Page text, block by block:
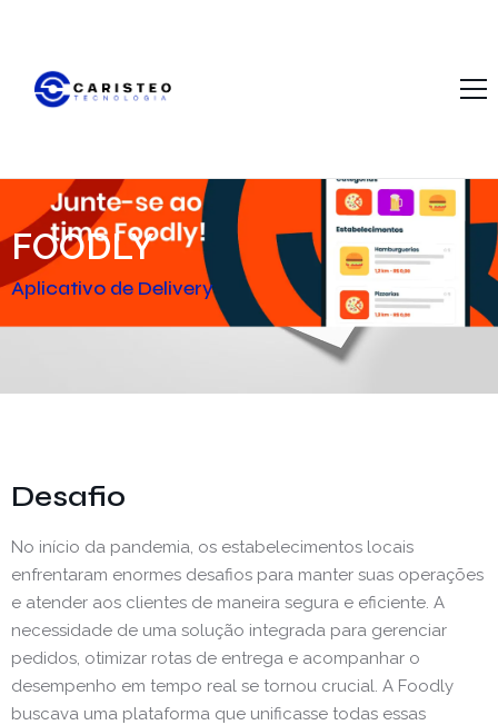
A Caristeo Tecnologia
Portfólio
O que Oferecemos?
Notícias
FOODLY
Aplicativo de Delivery
Desafio
No início da pandemia, os estabelecimentos locais
enfrentaram enormes desafios para manter suas operações
e atender aos clientes de maneira segura e eficiente. A
necessidade de uma solução integrada para gerenciar
pedidos, otimizar rotas de entrega e acompanhar o
desempenho em tempo real se tornou crucial. A Foodly
buscava uma plataforma que unificasse todas essas